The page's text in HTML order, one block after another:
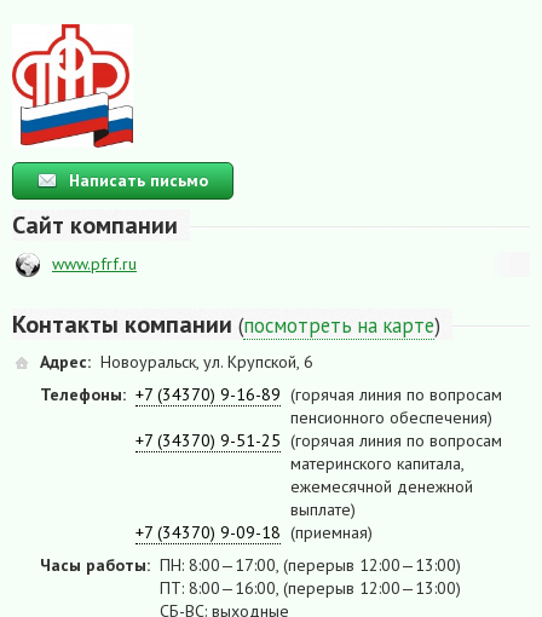
Написать письмо
Сайт компании
www.pfrf.ru
Контакты компании (посмотреть на карте)
Адрес: Новоуральск, ул. Крупской, 6
Телефоны: +7 (34370) 9-16-89 (горячая линия по вопросам
пенсионного обеспечения)
+7 (34370) 9-51-25 (горячая линия по вопросам
материнского капитала,
ежемесячной денежной
выплате)
+7 (34370) 9-09-18 (приемная)
Часы работы: ПН: 8:00—17:00, (перерыв 12:00—13:00)
ПТ: 8:00—16:00, (перерыв 12:00—13:00)
СБ-ВС: выходные